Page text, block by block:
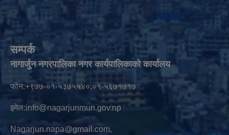
सम्पर्क
नागार्जुन नगरपालिका नगर कार्यपालिकाको कार्यालय
फोन:+९७७-०१-५३७५५४०,०१-५६७१७१७
इमेल:info@nagarjunmun.gov.np
Nagarjun.napa@gmail.com,